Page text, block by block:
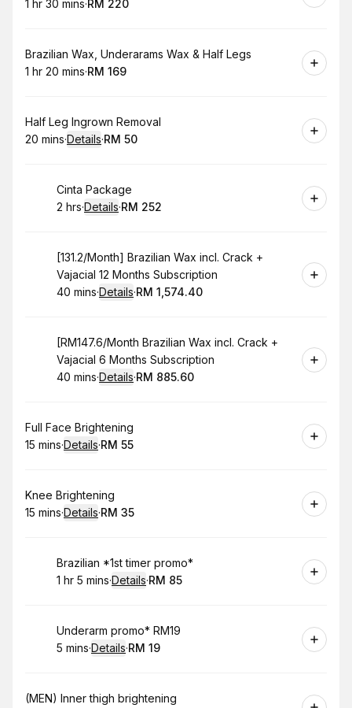
. Duration:
1 hr 30 mins·
.Price:
RM 220
Book
Brazilian Wax, Underarams Wax & Half Legs
. Duration:
1 hr 20 mins·
.Price:
RM 169
Book
Half Leg Ingrown Removal
.Duration:
20 mins·Details·
.Price
RM 50
Book
Cinta Package
. Duration:
2 hrs·Details·
.Price:
RM 252
Book
[131.2/Month] Brazilian Wax incl. Crack +
Vajacial 12 Months Subscription
.Duration:
40 mins·Details·
.Price:
RM 1,574.40
Book
[RM147.6/Month Brazilian Wax incl. Crack +
Vajacial 6 Months Subscription
.Duration:
40 mins·Details·
.Price:
RM 885.60
Book
Full Face Brightening
.Duration:
15 mins·Details·
.Price
RM 55
Book
Knee Brightening
.Duration:
15 mins·Details·
.Price
RM 35
Book
Brazilian *1st timer promo*
. Duration:
1 hr 5 mins·Details·
.Price
RM 85
Book
Underarm promo* RM19
. Duration:
5 mins·Details·
.Price
RM 19
Book
(MEN) Inner thigh brightening